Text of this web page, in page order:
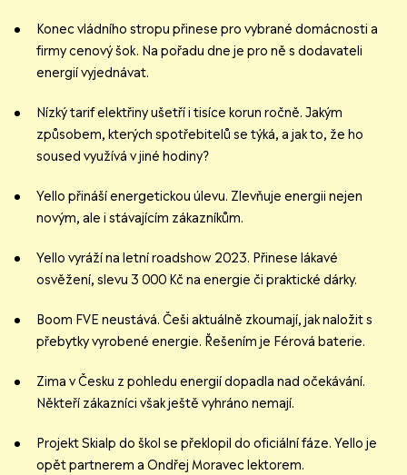
Konec vládního stropu přinese pro vybrané domácnosti a
firmy cenový šok. Na pořadu dne je pro ně s dodavateli
energií vyjednávat.
Nízký tarif elektřiny ušetří i tisíce korun ročně. Jakým
způsobem, kterých spotřebitelů se týká, a jak to, že ho
soused využívá v jiné hodiny?
Yello přináší energetickou úlevu. Zlevňuje energii nejen
novým, ale i stávajícím zákazníkům.
Yello vyráží na letní roadshow 2023. Přinese lákavé
osvěžení, slevu 3 000 Kč na energie či praktické dárky.
Boom FVE neustává. Češi aktuálně zkoumají, jak naložit s
přebytky vyrobené energie. Řešením je Férová baterie.
Zima v Česku z pohledu energií dopadla nad očekávání.
Někteří zákazníci však ještě vyhráno nemají.
Projekt Skialp do škol se překlopil do oficiální fáze. Yello je
opět partnerem a Ondřej Moravec lektorem.